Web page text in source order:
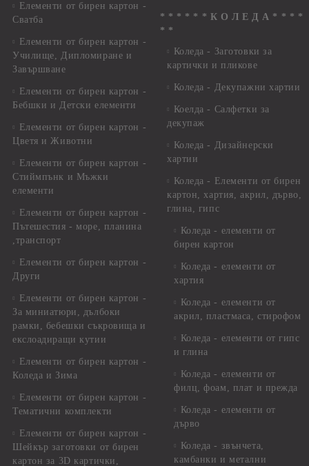
Елементи от бирен картон -
Сватба
Елементи от бирен картон -
Училище, Дипломиране и
Завършване
Елементи от бирен картон -
Бебшки и Детски елементи
Елементи от бирен картон -
Цветя и Животни
Елементи от бирен картон -
Стиймпънк и Мъжки
елементи
Елементи от бирен картон -
Пътешестия - море, планина
,транспорт
Елементи от бирен картон -
Други
Елементи от бирен картон -
За миниатюри, дълбоки
рамки, бебешки съкровища и
екслоадиращи кутии
Елементи от бирен картон -
Коледа и Зима
Елементи от бирен картон -
Тематични комплекти
Елементи от бирен картон -
Шейкър заготовки от бирен
картон за 3D картички,
* * * * * * К О Л Е Д А * * * *
* *
Коледа - Заготовки за
картички и пликове
Коледа - Декупажни хартии
Коелда - Салфетки за
декупаж
Коледа - Дизайнерски
хартии
Коледа - Eлементи от бирен
картон, хартия, акрил, дърво,
глина, гипс
Коледа - елементи от
бирен картон
Коледа - елементи от
хартия
Коледа - елементи от
акрил, пластмаса, стирофом
Коледа - елементи от гипс
и глина
Коледа - елементи от
филц, фоам, плат и прежда
Коледа - елементи от
дърво
Коледа - звънчета,
камбанки и метални